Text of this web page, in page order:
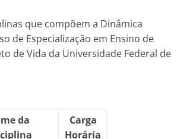
que compõem a Dinâmica
de Especialização em Ensino de
de Vida da Universidade Federal de
da
Carga
Horária